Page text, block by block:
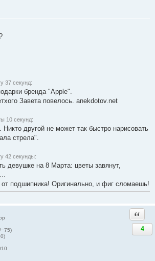
сообщение
37 секунд:
бренда "Аррlе".
Завета повелось. anekdotov.net
10 секунд:
другой не может так быстро нарисовать
стрела".
42 секунды:
девушке на 8 Марта: цветы завянут,
подшипника! Оригинально, и фиг сломаешь!
−75)
4